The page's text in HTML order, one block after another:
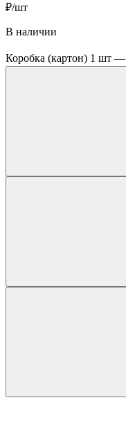
₽/шт
В наличии
Коробка (картон) 1 шт —